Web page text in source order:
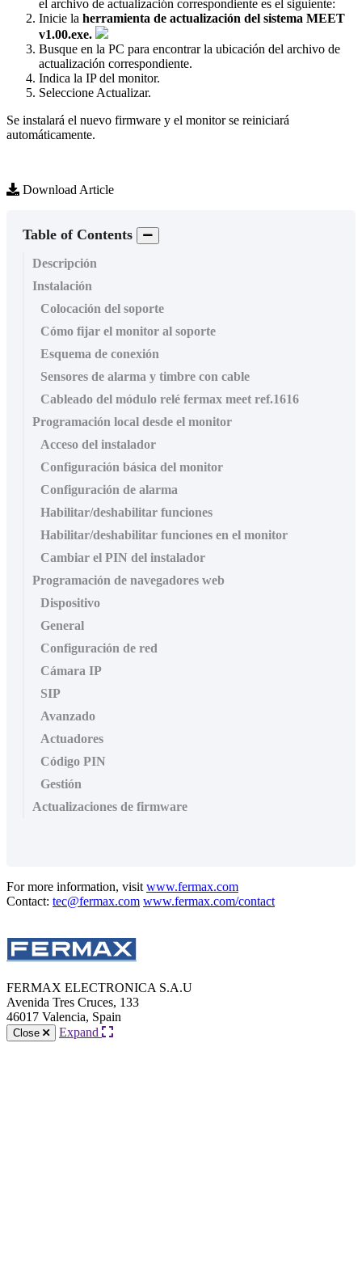
el archivo de actualización correspondiente es el siguiente:
Inicie la herramienta de actualización del sistema MEET
v1.00.exe.
Busque en la PC para encontrar la ubicación del archivo de
actualización correspondiente.
Indica la IP del monitor.
Seleccione Actualizar.
Se instalará el nuevo firmware y el monitor se reiniciará
automáticamente.
Download Article
Table of Contents
Descripción
Instalación
Colocación del soporte
Cómo fijar el monitor al soporte
Esquema de conexión
Sensores de alarma y timbre con cable
Cableado del módulo relé fermax meet ref.1616
Programación local desde el monitor
Acceso del instalador
Configuración básica del monitor
Configuración de alarma
Habilitar/deshabilitar funciones
Habilitar/deshabilitar funciones en el monitor
Cambiar el PIN del instalador
Programación de navegadores web
Dispositivo
General
Configuración de red
Cámara IP
SIP
Avanzado
Actuadores
Código PIN
Gestión
Actualizaciones de firmware
For more information, visit www.fermax.com
Contact: tec@fermax.com www.fermax.com/contact
FERMAX ELECTRONICA S.A.U
Avenida Tres Cruces, 133
46017 Valencia, Spain
Close Expand